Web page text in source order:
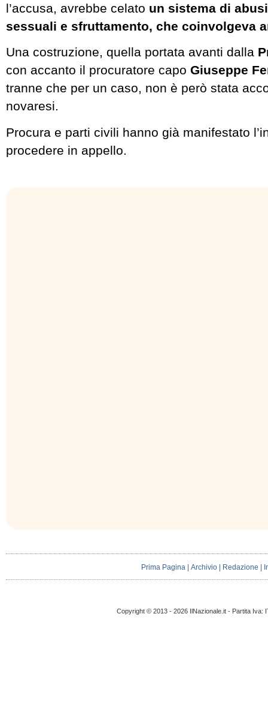
l’accusa, avrebbe celato un sistema di
sessuali e sfruttamento, che coinvolgeva
Una costruzione, quella portata avanti dalla
con accanto il procuratore capo Giuseppe
tranne che per un caso, non è però stata
novaresi.
Procura e parti civili hanno già manifestato
procedere in appello.
Prima Pagina |Archivio Redazione
Copyright © 2013 - 2026 IlNazionale.it - Partita Iva: